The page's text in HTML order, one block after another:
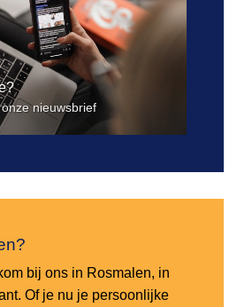
nieuwsbrief
bij ons in Rosmalen, in
Of je nu je persoonlijke